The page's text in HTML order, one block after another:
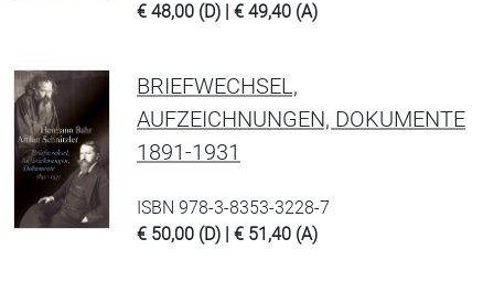
€ 48,00 (D) | € 49,40 (A)
BRIEFWECHSEL,
AUFZEICHNUNGEN, DOKUMENTE
1891-1931
ISBN 978-3-8353-3228-7
€ 50,00 (D) | € 51,40 (A)